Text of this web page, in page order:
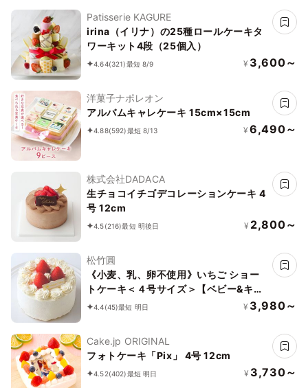
Patisserie KAGURE
irina（イリナ）の25種ロールケーキタ
ワーキット4段（25個入）
4.64(321)最短 8/9 ¥ 3,600～
洋菓子ナポレオン
アルバムキャレケーキ 15cm×15cm
4.88(592)最短 8/13 ¥ 6,490～
株式会社DADACA
生チョコイチゴデコレーションケーキ 4
号 12cm
4.5(216)最短 明後日 ¥ 2,800～
松竹圓
《小麦、乳、卵不使用》いちご ショー
トケーキ＜４号サイズ＞【ベビー&キッ
ズ】
4.4(45)最短 明日 ¥ 3,980～
Cake.jp ORIGINAL
フォトケーキ「Pix」 4号 12cm
4.52(402)最短 明日 ¥ 3,730～